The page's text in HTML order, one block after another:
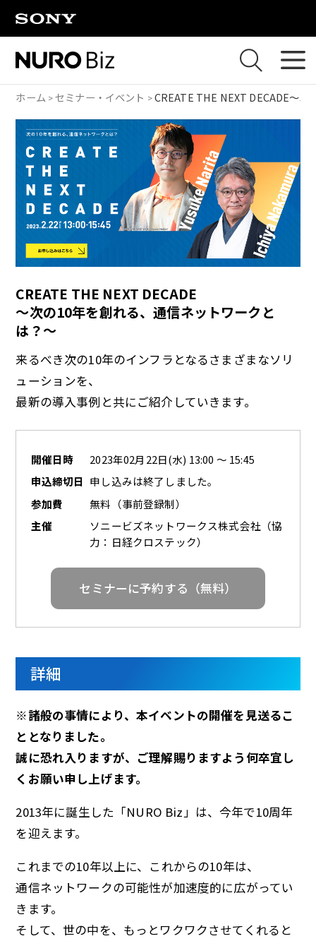
ホーム セミナー・イベント CREATE THE NEXT DECADE〜次
CREATE THE NEXT DECADE
〜次の10年を創れる、通信ネットワークと
は？〜
来るべき次の10年のインフラとなるさまざまなソリ
ューションを、
最新の導入事例と共にご紹介していきます。
開催日時
2023年02月22日(水) 13:00 ～ 15:45
申込締切日 申し込みは終了しました。
参加費
無料（事前登録制）
主催
ソニービズネットワークス株式会社（協
力：日経クロステック）
セミナーに予約する（無料）
詳細
※諸般の事情により、本イベントの開催を見送るこ
ととなりました。
誠に恐れ入りますが、ご理解賜りますよう何卒宜し
くお願い申し上げます。
2013年に誕生した「NURO Biz」は、今年で10周年
を迎えます。
これまでの10年以上に、これからの10年は、
通信ネットワークの可能性が加速度的に広がってい
きます。
そして、世の中を、もっとワクワクさせてくれると